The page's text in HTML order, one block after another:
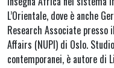
L’Orientale, dove è anche
Research Associate
Affairs (NUPI) di Oslo.
contemporanei, è autore di